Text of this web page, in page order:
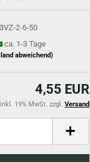
2-6-50
ca. 1-3 Tage
abweichend)
4,55 EUR
inkl. 19% MwSt. zzgl. Versand